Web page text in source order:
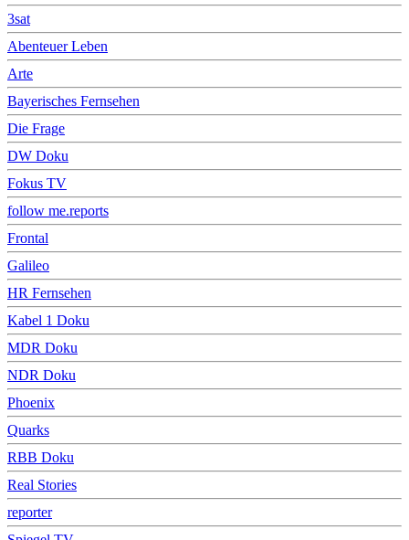
3sat
Abenteuer Leben
Arte
Bayerisches Fernsehen
Die Frage
DW Doku
Fokus TV
follow me.reports
Frontal
Galileo
HR Fernsehen
Kabel 1 Doku
MDR Doku
NDR Doku
Phoenix
Quarks
RBB Doku
Real Stories
reporter